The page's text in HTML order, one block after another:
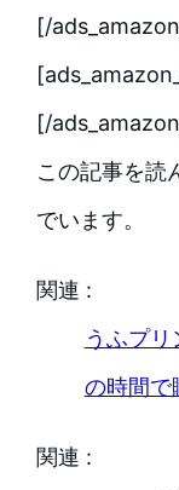
[/
[/
この記事を読
でいます。
関連 :
うふプ
の時間で
関連 :